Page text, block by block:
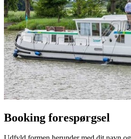
Booking forespørgsel